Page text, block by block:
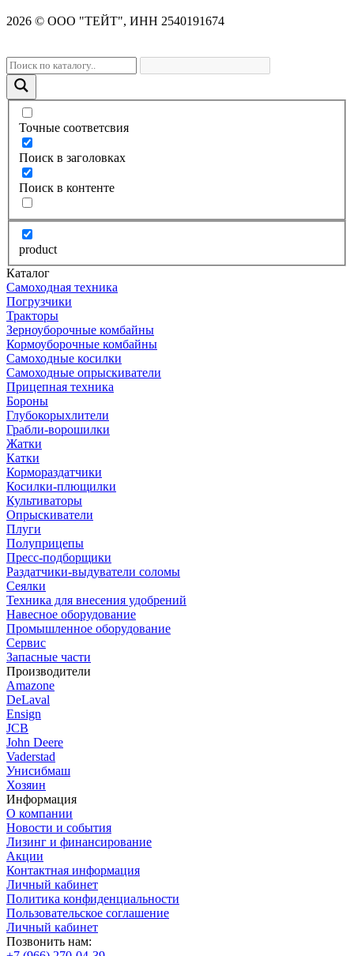
2026 © OOO "ТЕЙТ", ИНН 2540191674
Точные соответсвия
Поиск в заголовках
Поиск в контенте
product
Каталог
Самоходная техника
Погрузчики
Тракторы
Зерноуборочные комбайны
Кормоуборочные комбайны
Самоходные косилки
Самоходные опрыскиватели
Прицепная техника
Бороны
Глубокорыхлители
Грабли-ворошилки
Жатки
Катки
Кормораздатчики
Косилки-плющилки
Культиваторы
Опрыскиватели
Плуги
Полуприцепы
Пресс-подборщики
Раздатчики-выдуватели соломы
Сеялки
Техника для внесения удобрений
Навесное оборудование
Промышленное оборудование
Сервис
Запасные части
Производители
Amazone
DeLaval
Ensign
JCB
John Deere
Vaderstad
Унисибмаш
Хозяин
Информация
О компании
Новости и события
Лизинг и финансирование
Акции
Контактная информация
Личный кабинет
Политика конфиденциальности
Пользовательское соглашение
Личный кабинет
Позвонить нам: